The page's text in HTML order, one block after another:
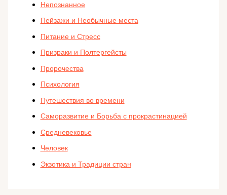
Непознанное
Пейзажи и Необычные места
Питание и Стресс
Призраки и Полтергейсты
Пророчества
Психология
Путешествия во времени
Саморазвитие и Борьба с прокрастинацией
Средневековье
Человек
Экзотика и Традиции стран